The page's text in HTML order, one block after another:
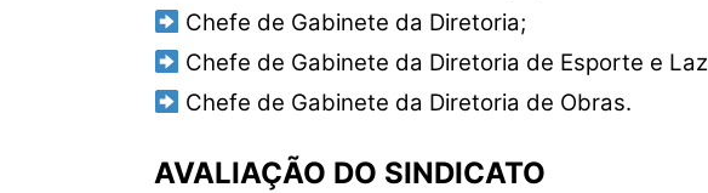
Chefe de Gabinete da Diretoria;
Chefe de Gabinete da Diretoria de Esporte e
Chefe de Gabinete da Diretoria de Obras.
AVALIAÇÃO DO SINDICATO